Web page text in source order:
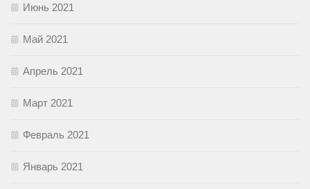
Июнь 2021
Май 2021
Апрель 2021
Март 2021
Февраль 2021
Январь 2021